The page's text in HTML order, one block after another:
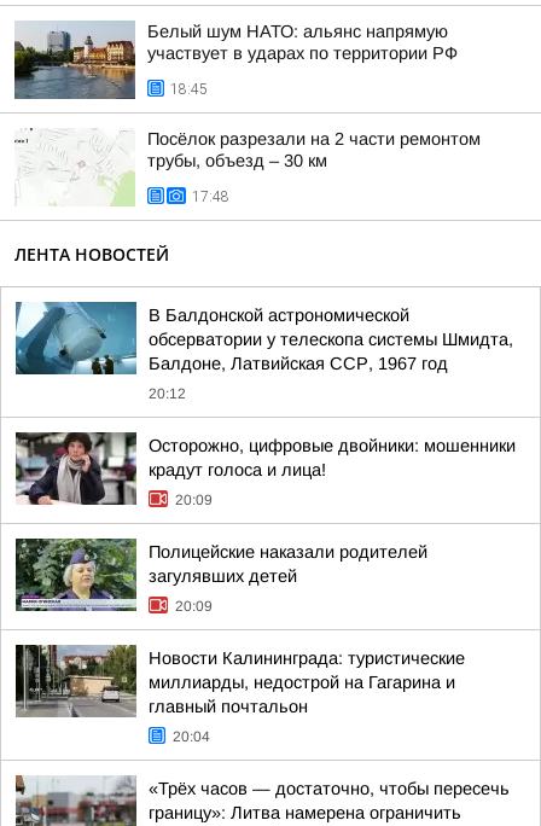
Белый шум НАТО: альянс напрямую
участвует в ударах по территории РФ
18:45
Посёлок разрезали на 2 части ремонтом
трубы, объезд – 30 км
17:48
ЛЕНТА НОВОСТЕЙ
В Балдонской астрономической
обсерватории у телескопа системы Шмидта,
Балдоне, Латвийская ССР, 1967 год
20:12
Осторожно, цифровые двойники: мошенники
крадут голоса и лица!
20:09
Полицейские наказали родителей
загулявших детей
20:09
Новости Калининграда: туристические
миллиарды, недострой на Гагарина и
главный почтальон
20:04
«Трёх часов — достаточно, чтобы пересечь
границу»: Литва намерена ограничить